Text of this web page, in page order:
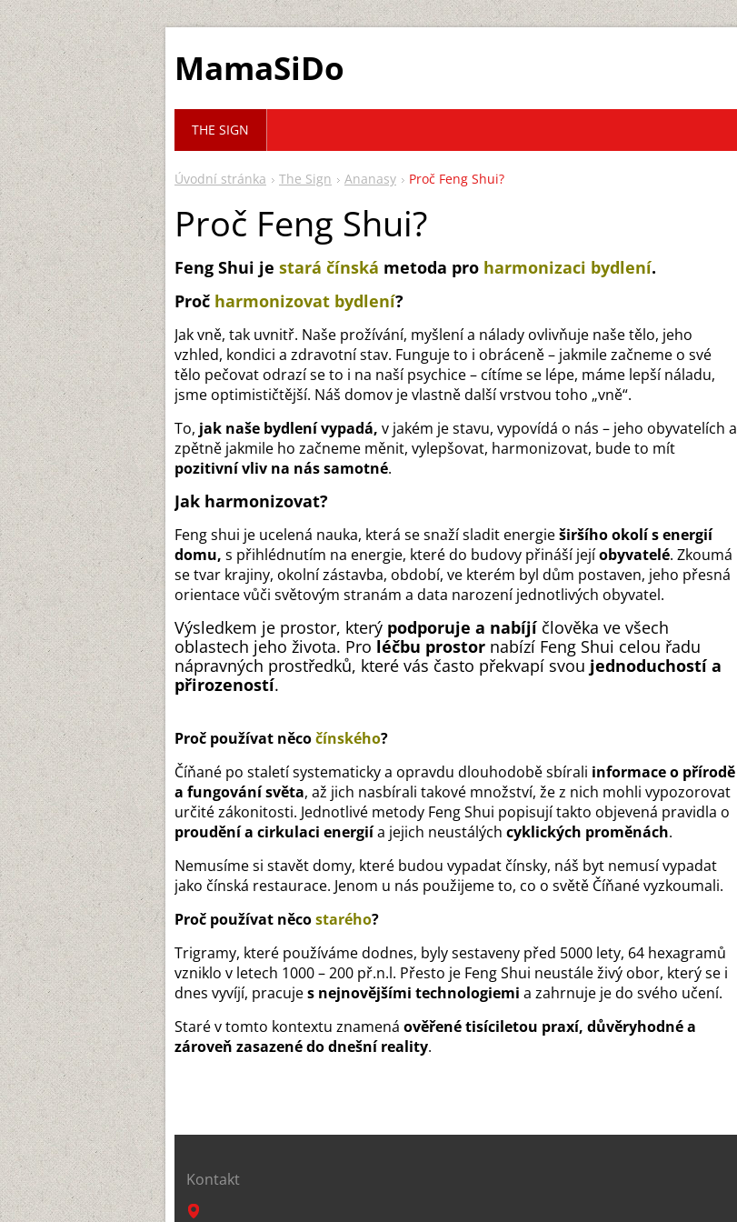
MamaSiDo
Úvodní stránka The Sign Ananasy Proč Feng Shui?
Proč Feng Shui?
Feng Shui je stará čínská metoda pro harmonizaci bydlení.
Proč harmonizovat bydlení?
Jak vně, tak uvnitř. Naše prožívání, myšlení a nálady ovlivňuje naše tělo, jeho
vzhled, kondici a zdravotní stav. Funguje to i obráceně – jakmile začneme o své
tělo pečovat odrazí se to i na naší psychice – cítíme se lépe, máme lepší náladu,
jsme optimističtější. Náš domov je vlastně další vrstvou toho „vně“.
To, jak naše bydlení vypadá, v jakém je stavu, vypovídá o nás – jeho obyvatelích a
zpětně jakmile ho začneme měnit, vylepšovat, harmonizovat, bude to mít
pozitivní vliv na nás samotné.
Jak harmonizovat?
Feng shui je ucelená nauka, která se snaží sladit energieširšího okolí s energií
domu, s přihlédnutím na energie, které do budovy přináší jejíobyvatelé. Zkoumá
se tvar krajiny, okolní zástavba, období, ve kterém byl dům postaven, jeho přesná
orientace vůči světovým stranám a data narození jednotlivých obyvatel.
Výsledkem je prostor, který podporuje a nabíjí člověka ve všech
oblastech jeho života. Pro léčbu prostor nabízí Feng Shui celou řadu
nápravných prostředků, které vás často překvapí svou jednoduchostí a
přirozeností.
Proč používat něcočínského?
Číňané po staletí systematicky a opravdu dlouhodobě sbírali informace o přírodě
a fungování světa, až jich nasbírali takové množství, že z nich mohli vypozorovat
určité zákonitosti. Jednotlivé metody Feng Shui popisují takto objevená pravidla o
proudění a cirkulaci energiía jejich neustálých cyklických proměnách.
Nemusíme si stavět domy, které budou vypadat čínsky, náš byt nemusí vypadat
jako čínská restaurace. Jenom u nás použijeme to, co o světě Číňané vyzkoumali.
Proč používat něcostarého?
Trigramy, které používáme dodnes, byly sestaveny před 5000 lety, 64 hexagramů
vzniklo v letech 1000 – 200 př.n.l. Přesto je Feng Shui neustále živý obor, který se i
dnes vyvíjí, pracujes nejnovějšími technologiemi a zahrnuje je do svého učení.
Staré v tomto kontextu znamená ověřené tisíciletou praxí, důvěryhodné a
zároveň zasazené do dnešní reality.
THE SIGN
Kontakt